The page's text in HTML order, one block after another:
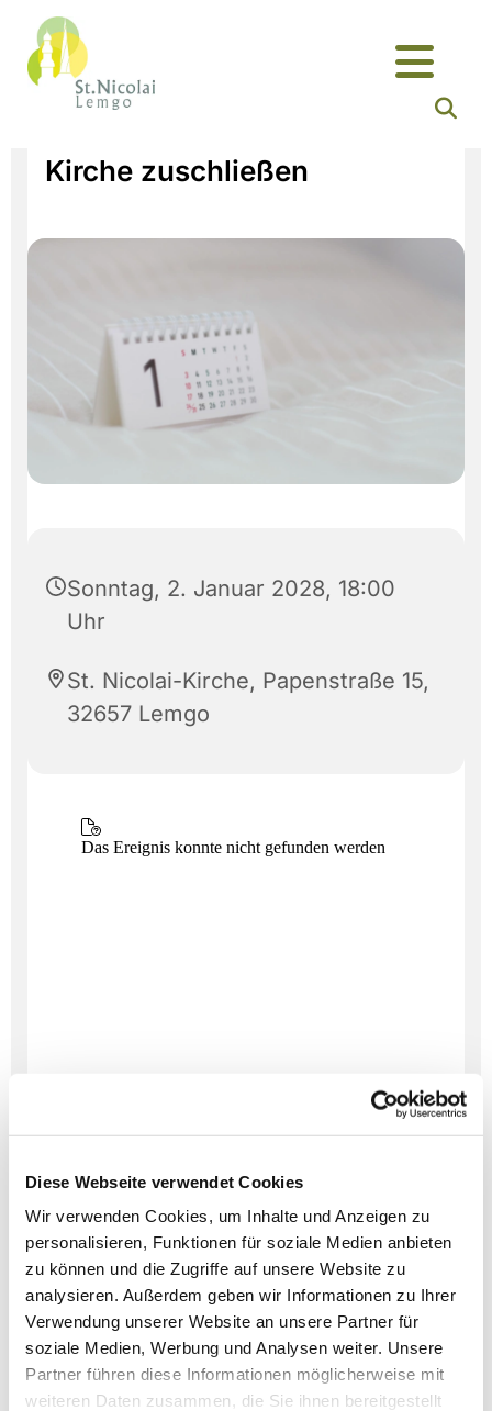
Diese Webseite verwendet Cookies
Wir verwenden Cookies, um Inhalte und Anzeigen zu
personalisieren, Funktionen für soziale Medien anbieten
zu können und die Zugriffe auf unsere Website zu
analysieren. Außerdem geben wir Informationen zu Ihrer
Verwendung unserer Website an unsere Partner für
soziale Medien, Werbung und Analysen weiter. Unsere
Partner führen diese Informationen möglicherweise mit
weiteren Daten zusammen, die Sie ihnen bereitgestellt
Kirche zuschließen
Sonntag, 2. Januar 2028, 18:00
Uhr
St. Nicolai-Kirche, Papenstraße 15,
32657 Lemgo
Dies könnte Sie auch
interessieren